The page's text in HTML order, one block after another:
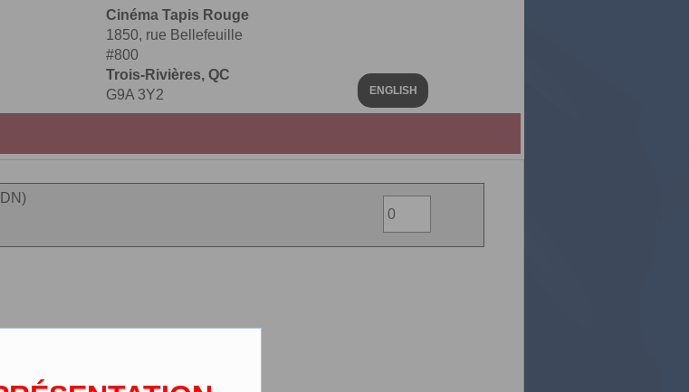
Cinéma Tapis Rouge
1850, rue Bellefeuille
#800
Trois-Rivières, QC
G9A 3Y2
ENGLISH